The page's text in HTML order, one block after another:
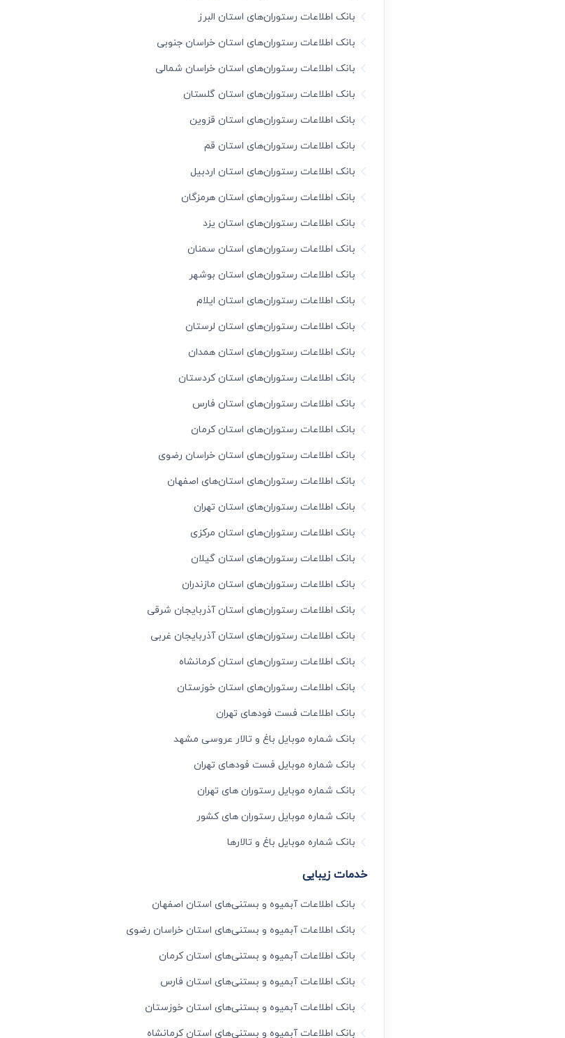
بانک اطلاعات رستوران‌های استان البرز
بانک اطلاعات رستوران‌های استان خراسان جنوبی
بانک اطلاعات رستوران‌های استان خراسان شمالی
بانک اطلاعات رستوران‌های استان گلستان
بانک اطلاعات رستوران‌های استان قزوین
بانک اطلاعات رستوران‌های استان قم
بانک اطلاعات رستوران‌های استان اردبیل
بانک اطلاعات رستوران‌های استان هرمزگان
بانک اطلاعات رستوران‌های استان یزد
بانک اطلاعات رستوران‌های استان سمنان
بانک اطلاعات رستوران‌های استان بوشهر
بانک اطلاعات رستوران‌های استان ایلام
بانک اطلاعات رستوران‌های استان لرستان
بانک اطلاعات رستوران‌های استان همدان
بانک اطلاعات رستوران‌های استان کردستان
بانک اطلاعات رستوران‌های استان فارس
بانک اطلاعات رستوران‌های استان کرمان
بانک اطلاعات رستوران‌های استان‌ خراسان رضوی
بانک اطلاعات رستوران‌های استان‌های اصفهان
بانک اطلاعات رستوران‌های استان تهران
بانک اطلاعات رستوران‌های استان مرکزی
بانک اطلاعات رستوران‌های استان گیلان
بانک اطلاعات رستوران‌های استان مازندران
بانک اطلاعات رستوران‌های استان آذربایجان شرقی
بانک اطلاعات رستوران‌های استان آذربایجان غربی
بانک اطلاعات رستوران‌های استان کرمانشاه
بانک اطلاعات رستوران‌های استان خوزستان
بانک اطلاعات فست فودهای تهران
بانک شماره موبایل باغ و تالار عروسی مشهد
بانک شماره موبایل فست فودهای تهران
بانک شماره موبایل رستوران های تهران
بانک شماره موبایل رستوران های کشور
بانک شماره موبایل باغ و تالارها
خدمات زیبایی
بانک اطلاعات آبمیوه و بستنی‌های استان اصفهان
بانک اطلاعات آبمیوه و بستنی‌های استان خراسان رضوی
بانک اطلاعات آبمیوه و بستنی‌های استان کرمان
بانک اطلاعات آبمیوه و بستنی‌های استان فارس
بانک اطلاعات آبمیوه و بستنی‌های استان خوزستان
بانک اطلاعات آبمیوه و بستنی‌های استان کرمانشاه